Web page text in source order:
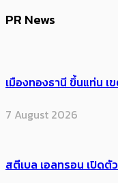
PR News
เมืองทองธานี ขึ้นแท่น เ
7 August 2026
สตีเบล เอลทรอน เปิดตั